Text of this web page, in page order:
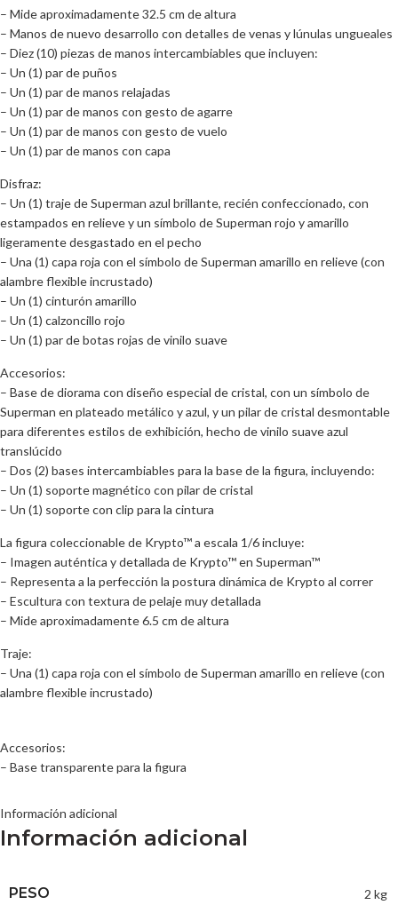
– Mide aproximadamente 32.5 cm de altura
– Manos de nuevo desarrollo con detalles de venas y lúnulas ungueales
– Diez (10) piezas de manos intercambiables que incluyen:
– Un (1) par de puños
– Un (1) par de manos relajadas
– Un (1) par de manos con gesto de agarre
– Un (1) par de manos con gesto de vuelo
– Un (1) par de manos con capa
Disfraz:
– Un (1) traje de Superman azul brillante, recién confeccionado, con
estampados en relieve y un símbolo de Superman rojo y amarillo
ligeramente desgastado en el pecho
– Una (1) capa roja con el símbolo de Superman amarillo en relieve (con
alambre flexible incrustado)
– Un (1) cinturón amarillo
– Un (1) calzoncillo rojo
– Un (1) par de botas rojas de vinilo suave
Accesorios:
– Base de diorama con diseño especial de cristal, con un símbolo de
Superman en plateado metálico y azul, y un pilar de cristal desmontable
para diferentes estilos de exhibición, hecho de vinilo suave azul
translúcido
– Dos (2) bases intercambiables para la base de la figura, incluyendo:
– Un (1) soporte magnético con pilar de cristal
– Un (1) soporte con clip para la cintura
La figura coleccionable de Krypto™ a escala 1/6 incluye:
– Imagen auténtica y detallada de Krypto™ en Superman™
– Representa a la perfección la postura dinámica de Krypto al correr
– Escultura con textura de pelaje muy detallada
– Mide aproximadamente 6.5 cm de altura
Traje:
– Una (1) capa roja con el símbolo de Superman amarillo en relieve (con
alambre flexible incrustado)
Accesorios:
– Base transparente para la figura
Información adicional
Información adicional
PESO 2 kg